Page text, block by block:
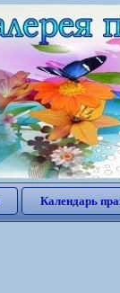
Календарь